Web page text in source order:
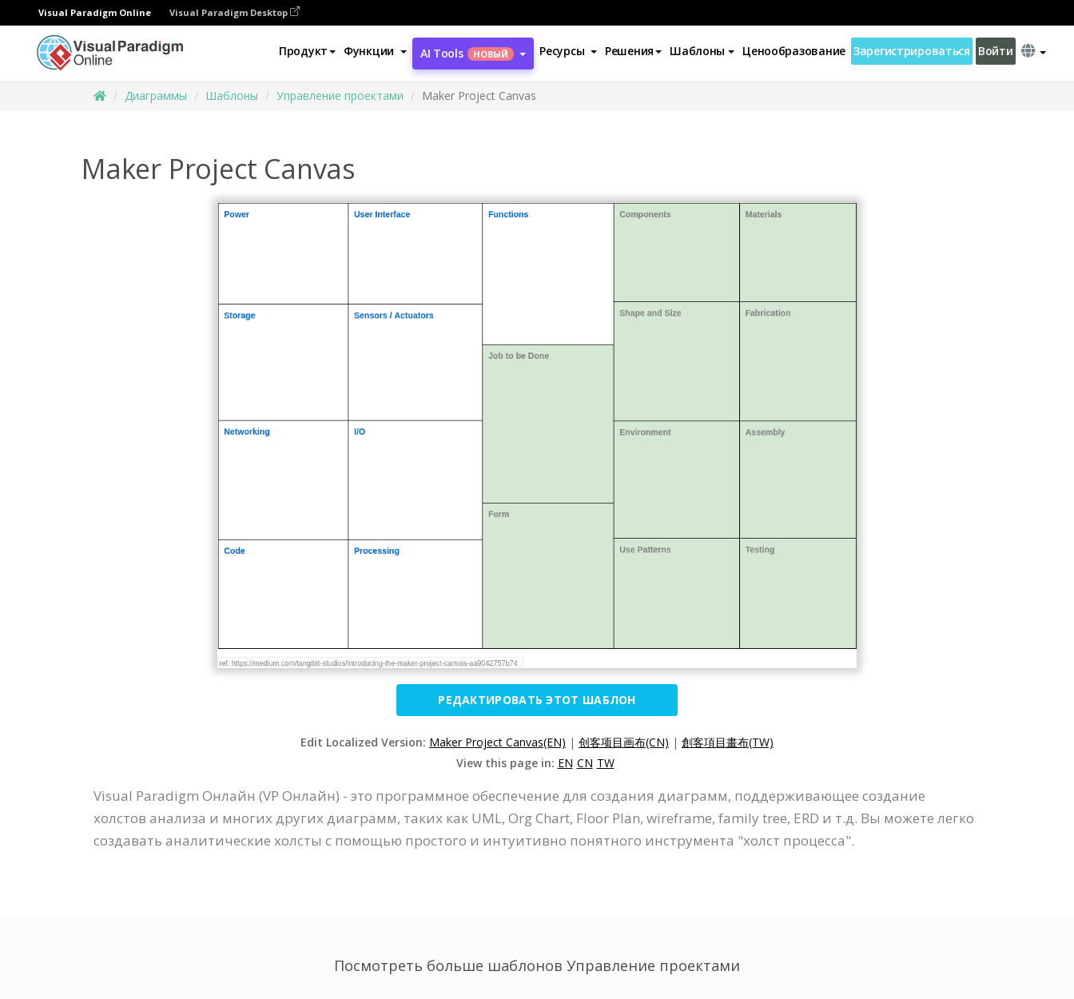
Visual Paradigm Online Visual Paradigm Desktop
Продукт Функции AI Tools НОВЫЙ Ресурсы Решения Шаблоны Ценообразование Зарегистрироваться Войти
Диаграммы Шаблоны Управление проектами Maker Project Canvas
Maker Project Canvas
РЕДАКТИРОВАТЬ ЭТОТ ШАБЛОН
Edit Localized Version: Maker Project Canvas(EN) | 创客项目画布(CN) | 創客項目畫布(TW)
View this page in: EN CN TW
Visual Paradigm Онлайн (VP Онлайн) - это программное обеспечение для создания диаграмм, поддерживающее создание
холстов анализа и многих других диаграмм, таких как UML, Org Chart, Floor Plan, wireframe, family tree, ERD и т.д. Вы можете легко
создавать аналитические холсты с помощью простого и интуитивно понятного инструмента "холст процесса".
Посмотреть больше шаблонов Управление проектами